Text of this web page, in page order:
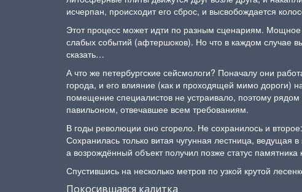
исчерпан, происходит его сброс, и высвобождается
Этот процесс может идти по разным сценариям.
слабых событий (афтершоков). Но что в каждом случае
сказать…
А что же петербургские сейсмологи? Поначалу они
города, и его влияние (как и проходящей мимо дороги)
помещение специалистов не устраивало, поэтому
павильоном, отвечавшее всем требованиям.
В годы революции оно сгорело. Не сохранилось и
Сохранилась только витая чугунная лестница,
а возрождённый объект получил позже статус памятника
Спустившись на несколько метров по узкой крутой
Покосившаяся калитка